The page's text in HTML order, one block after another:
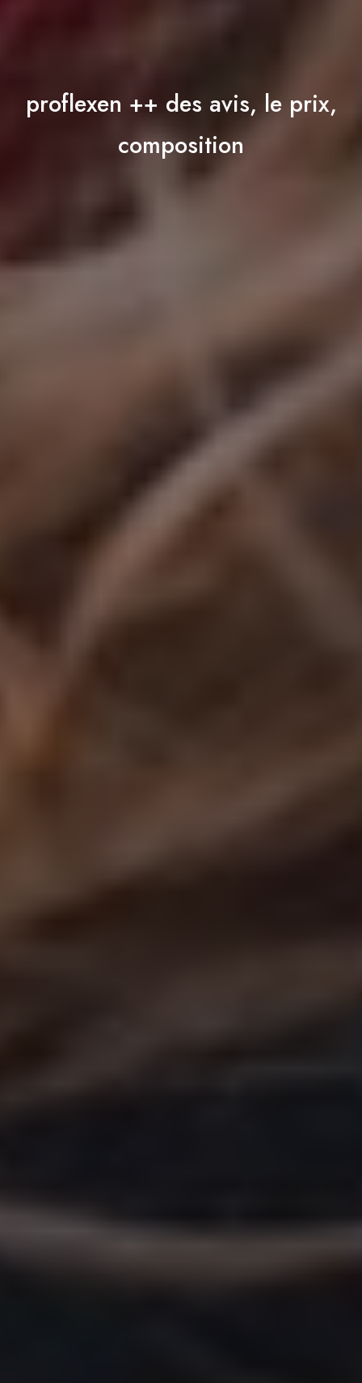
proflexen ++ des avis, le prix,
composition